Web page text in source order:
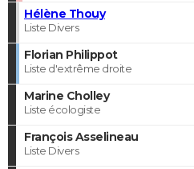
Hélène Thouy
Liste Divers
Florian Philippot
Liste d'extrême droite
Marine Cholley
Liste écologiste
François Asselineau
Liste Divers